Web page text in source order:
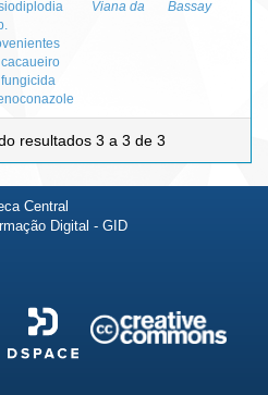
Viana da
Bassay
resultados 3 a 3 de 3
Central
Digital - GID